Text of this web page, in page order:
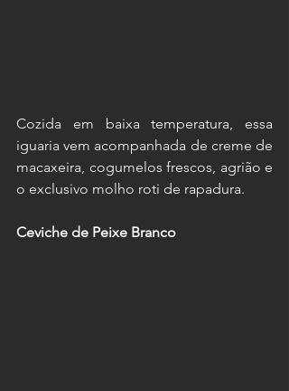
Cozida em baixa temperatura, essa
iguaria vem acompanhada de creme de
macaxeira, cogumelos frescos, agrião e
o exclusivo molho roti de rapadura.
Ceviche de Peixe Branco